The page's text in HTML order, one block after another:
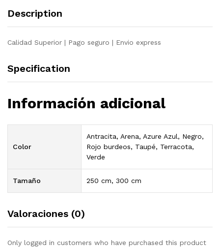
Description
Calidad Superior | Pago seguro | Envio express
Specification
Información adicional
Color
Antracita, Arena, Azure Azul, Negro,
Rojo burdeos, Taupé, Terracota,
Verde
Tamaño 250 cm, 300 cm
Valoraciones (0)
Only logged in customers who have purchased this product